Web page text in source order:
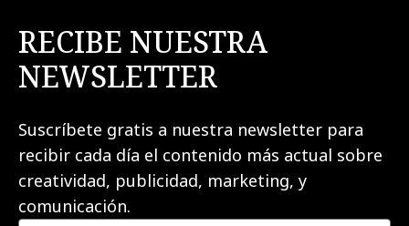
RECIBE NUESTRA
NEWSLETTER
Suscríbete gratis a nuestra newsletter para
recibir cada día el contenido más actual sobre
creatividad, publicidad, marketing, y
comunicación.